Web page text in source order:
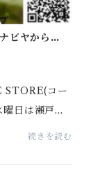
ヤからのお
コー
日は瀬戸内
🥬🥦🥕🍅新
続きを読む